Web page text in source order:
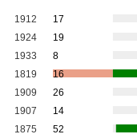
1912
17
1924
19
1933
8
1819
16
1909
26
1907
14
1875
52